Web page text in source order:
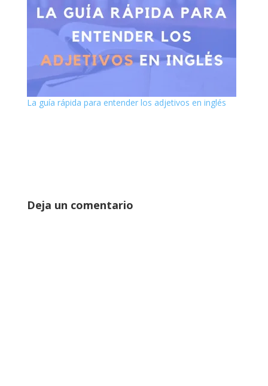
La guía rápida para entender los adjetivos en inglés
Deja un comentario